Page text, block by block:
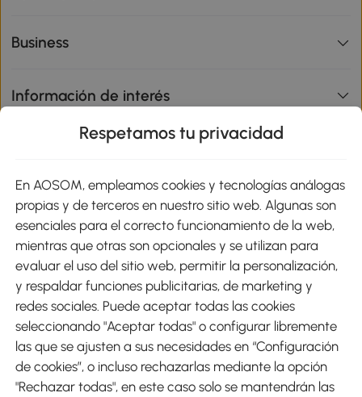
Business
Información de interés
Métodos de Pago
Envíos
Descargar Aosom App
Respetamos tu privacidad
En AOSOM, empleamos cookies y tecnologías análogas
propias y de terceros en nuestro sitio web. Algunas son
esenciales para el correcto funcionamiento de la web,
mientras que otras son opcionales y se utilizan para
evaluar el uso del sitio web, permitir la personalización,
y respaldar funciones publicitarias, de marketing y
redes sociales. Puede aceptar todas las cookies
seleccionando "Aceptar todas" o configurar libremente
las que se ajusten a sus necesidades en “Configuración
de cookies”, o incluso rechazarlas mediante la opción
"Rechazar todas", en este caso solo se mantendrán las